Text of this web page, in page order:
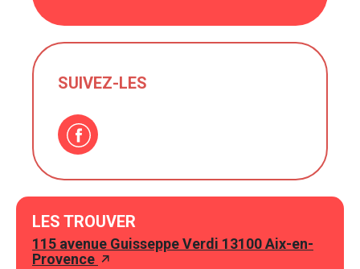
SUIVEZ-LES
LES TROUVER
115 avenue Guisseppe Verdi 13100 Aix-en-
Provence